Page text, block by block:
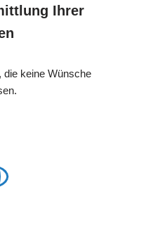
Ihrer
die keine Wünsche